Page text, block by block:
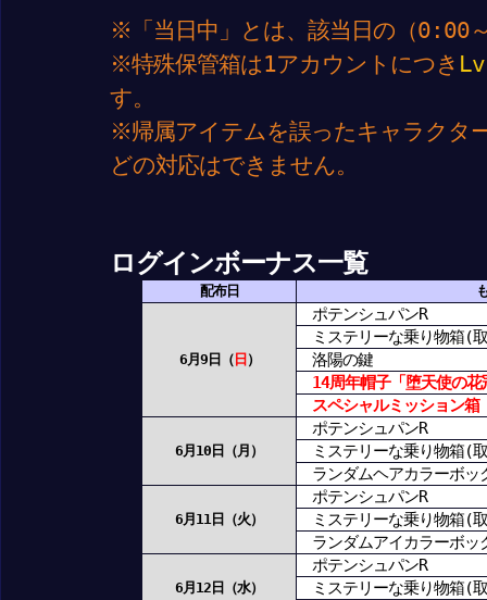
※「当日中」とは、該当日の（0:00
※特殊保管箱は1アカウントにつき
す。
※帰属アイテムを誤ったキャラクタ
どの対応はできません。
ログインボーナス一覧
配布日
6月9日（日 ）
ポテンシュパンR
ミステリーな乗り物箱(
洛陽の鍵
14周年帽子「堕天使の花
スペシャルミッション箱
6月10日（月）
ポテンシュパンR
ミステリーな乗り物箱(
ランダムヘアカラーボッ
6月11日（火）
ポテンシュパンR
ミステリーな乗り物箱(
ランダムアイカラーボッ
6月12日（水）
ポテンシュパンR
ミステリーな乗り物箱(